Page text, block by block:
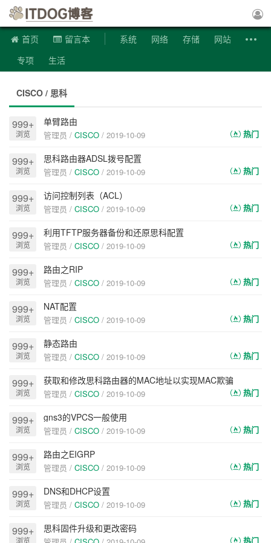
首页 留言本 系统 网络 存储
网站
专项
生活
CISCO / 思科
999+
浏览
单臂路由
热门
管理员 / CISCO / 2019-10-09
999+
浏览
思科路由器ADSL拨号配置
热门
管理员 / CISCO / 2019-10-09
999+
浏览
访问控制列表（ACL）
热门
管理员 / CISCO / 2019-10-09
999+
浏览
利用TFTP服务器备份和还原思科配置
热门
管理员 / CISCO / 2019-10-09
999+
浏览
路由之RIP
热门
管理员 / CISCO / 2019-10-09
999+
浏览
NAT配置
热门
管理员 / CISCO / 2019-10-09
999+
浏览
静态路由
热门
管理员 / CISCO / 2019-10-09
999+
浏览
获取和修改思科路由器的MAC地址以实现MAC欺骗
热门
管理员 / CISCO / 2019-10-09
999+
浏览
gns3的VPCS一般使用
热门
管理员 / CISCO / 2019-10-09
999+
浏览
路由之EIGRP
热门
管理员 / CISCO / 2019-10-09
999+
浏览
DNS和DHCP设置
热门
管理员 / CISCO / 2019-10-09
999+
浏览
思科固件升级和更改密码
热门